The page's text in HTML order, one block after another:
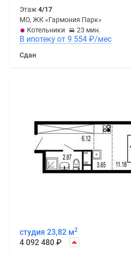
Этаж 4/17
МО, ЖК «Гармония Парк»
Котельники
23 мин.
В ипотеку от 9 554 ₽/мес
Сдан
студия 23,82 м2
4 092 480 ₽